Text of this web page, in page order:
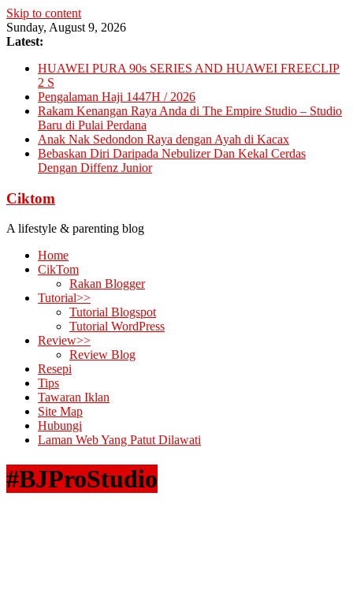
Skip to content
Sunday, August 9, 2026
Latest:
HUAWEI PURA 90s SERIES AND HUAWEI FREECLIP
2 S
Pengalaman Haji 1447H / 2026
Rakam Kenangan Raya Anda di The Empire Studio – Studio
Baru di Pulai Perdana
Anak Nak Sedondon Raya dengan Ayah di Kacax
Bebaskan Diri Daripada Nebulizer Dan Kekal Cerdas
Dengan Diffenz Junior
Ciktom
A lifestyle & parenting blog
Home
CikTom
Rakan Blogger
Tutorial>>
Tutorial Blogspot
Tutorial WordPress
Review>>
Review Blog
Resepi
Tips
Tawaran Iklan
Site Map
Hubungi
Laman Web Yang Patut Dilawati
#BJProStudio